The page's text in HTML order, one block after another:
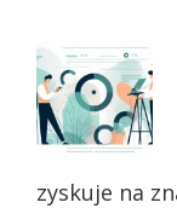
zyskuje na